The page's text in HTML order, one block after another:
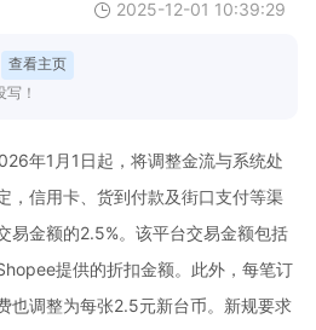
2025-12-01 10:39:29
查看主页
！
年1月1日起，将调整金流与系统处
，信用卡、货到付款及街口支付等渠
易金额的2.5%。该平台交易金额包括
提供的折扣金额。此外，每笔订
也调整为每张2.5元新台币。新规要求